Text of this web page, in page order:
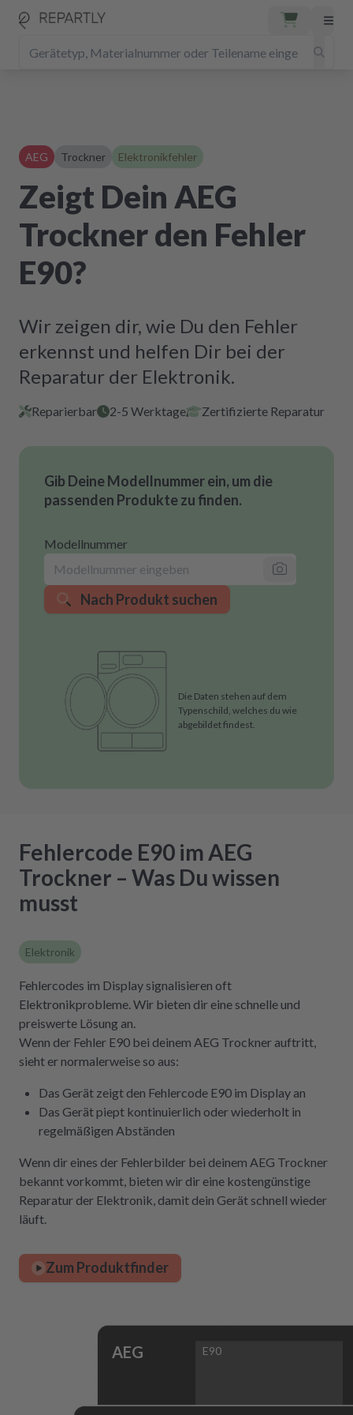
AEG Trockner Elektronikfehler
Zeigt Dein AEG
Trockner den Fehler
E90?
Wir zeigen dir, wie Du den Fehler
erkennst und helfen Dir bei der
Reparatur der Elektronik.
Reparierbar 2-5 Werktage Zertifizierte Reparatur
Gib Deine Modellnummer ein, um die
passenden Produkte zu finden.
Modellnummer
Nach Produkt suchen
Die Daten stehen auf dem
Typenschild, welches du wie
abgebildet findest.
Fehlercode E90 im AEG
Trockner – Was Du wissen
musst
Elektronik
Fehlercodes im Display signalisieren oft
Elektronikprobleme. Wir bieten dir eine schnelle und
preiswerte Lösung an.
Wenn der Fehler E90 bei deinem AEG Trockner auftritt,
sieht er normalerweise so aus:
Das Gerät zeigt den Fehlercode E90 im Display an
Das Gerät piept kontinuierlich oder wiederholt in
regelmäßigen Abständen
Wenn dir eines der Fehlerbilder bei deinem AEG Trockner
bekannt vorkommt, bieten wir dir eine kostengünstige
Reparatur der Elektronik, damit dein Gerät schnell wieder
läuft.
Zum Produktfinder
AEG E90